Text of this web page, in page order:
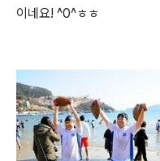
이네요! ^0^ㅎㅎ